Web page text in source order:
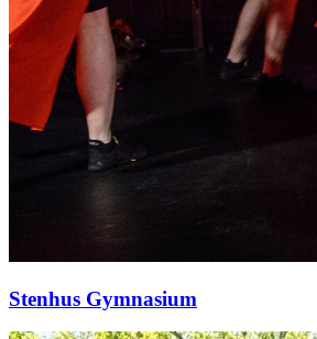
Stenhus Gymnasium